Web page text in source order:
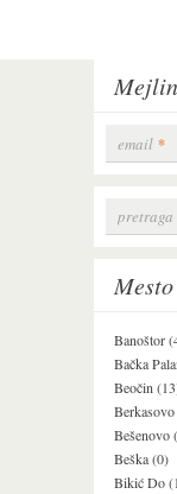
email *
pretraga
Mesto
Banoštor
Bačka
Beočin
Bešenovo
Beška (0)
Bikić Do